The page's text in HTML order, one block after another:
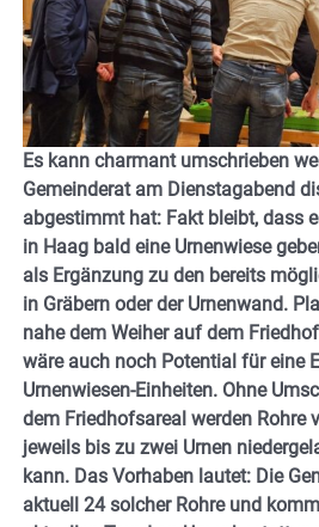
Es kann charmant umschrieben
Gemeinderat am Dienstagabend
abgestimmt hat: Fakt bleibt, dass
in Haag bald eine Urnenwiese
als Ergänzung zu den bereits
in Gräbern oder der Urnenwand.
nahe dem Weiher auf dem
wäre auch noch Potential für eine
Urnenwiesen-Einheiten. Ohne
dem Friedhofsareal werden Rohre
jeweils bis zu zwei Urnen
kann. Das Vorhaben lautet: Die
aktuell 24 solcher Rohre und